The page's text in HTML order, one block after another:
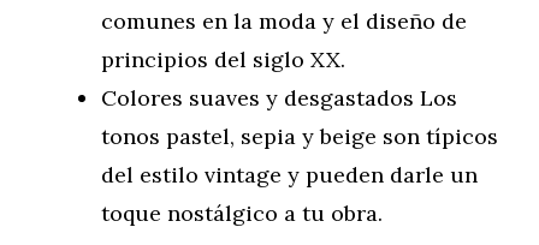
comunes en la moda y el diseño de
principios del siglo XX.
Colores suaves y desgastados Los
tonos pastel, sepia y beige son típicos
del estilo vintage y pueden darle un
toque nostálgico a tu obra.